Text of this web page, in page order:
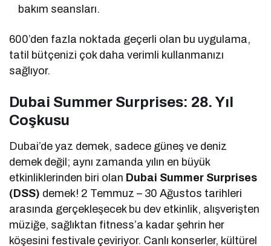
bakım seansları.
600’den fazla noktada geçerli olan bu uygulama,
tatil bütçenizi çok daha verimli kullanmanızı
sağlıyor.
Dubai Summer Surprises: 28. Yıl
Coşkusu
Dubai’de yaz demek, sadece güneş ve deniz
demek değil; aynı zamanda yılın en büyük
etkinliklerinden biri olan Dubai Summer Surprises
(DSS) demek! 2 Temmuz – 30 Ağustos tarihleri
arasında gerçekleşecek bu dev etkinlik, alışverişten
müziğe, sağlıktan fitness’a kadar şehrin her
köşesini festivale çeviriyor. Canlı konserler, kültürel